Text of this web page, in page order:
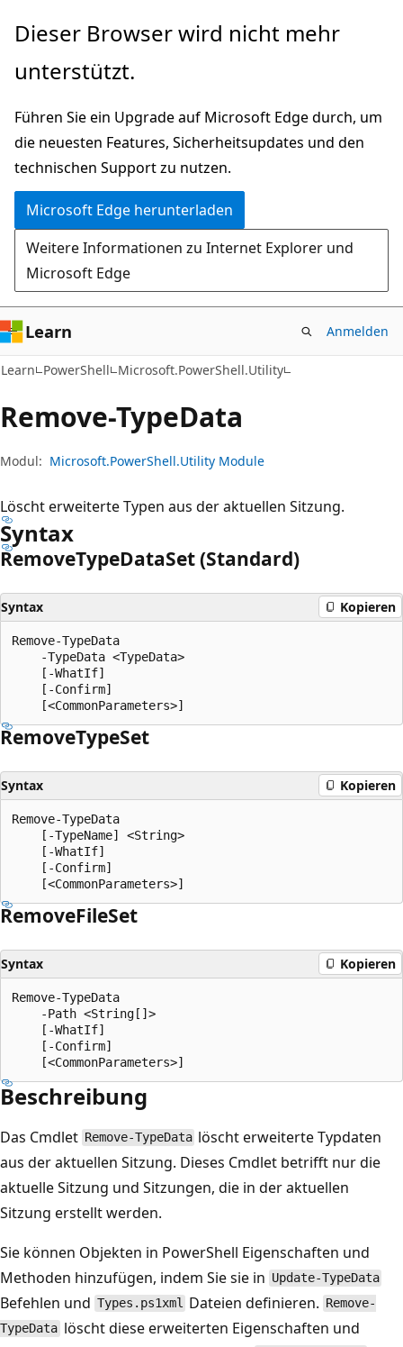
Zu
wechseln
Zur
springen
Dieser Browser wird nicht mehr
unterstützt.
Führen Sie ein Upgrade auf Microsoft Edge durch, um
die neuesten Features, Sicherheitsupdates und den
technischen Support zu nutzen.
Microsoft Edge herunterladen
Weitere Informationen zu Internet Explorer und
Microsoft Edge
Learn Anmelden
Learn PowerShell Microsoft.PowerShell.Utility
Remove-TypeData
Modul: Microsoft.PowerShell.Utility Module
Löscht erweiterte Typen aus der aktuellen Sitzung.
Syntax
RemoveTypeDataSet (Standard)
Syntax Kopieren
Remove-TypeData
    -TypeData <TypeData>
    [-WhatIf]
    [-Confirm]
RemoveTypeSet
Syntax Kopieren
Remove-TypeData
    [-TypeName] <String>
    [-WhatIf]
    [-Confirm]
RemoveFileSet
Syntax Kopieren
Remove-TypeData
    -Path <String[]>
    [-WhatIf]
    [-Confirm]
Beschreibung
Das Cmdlet Remove-TypeData löscht erweiterte Typdaten
aus der aktuellen Sitzung. Dieses Cmdlet betrifft nur die
aktuelle Sitzung und Sitzungen, die in der aktuellen
Sitzung erstellt werden.
Sie können Objekten in PowerShell Eigenschaften und
Methoden hinzufügen, indem Sie sie in Update-TypeData
Befehlen und Types.ps1xml Dateien definieren. Remove-
TypeData löscht diese erweiterten Eigenschaften und